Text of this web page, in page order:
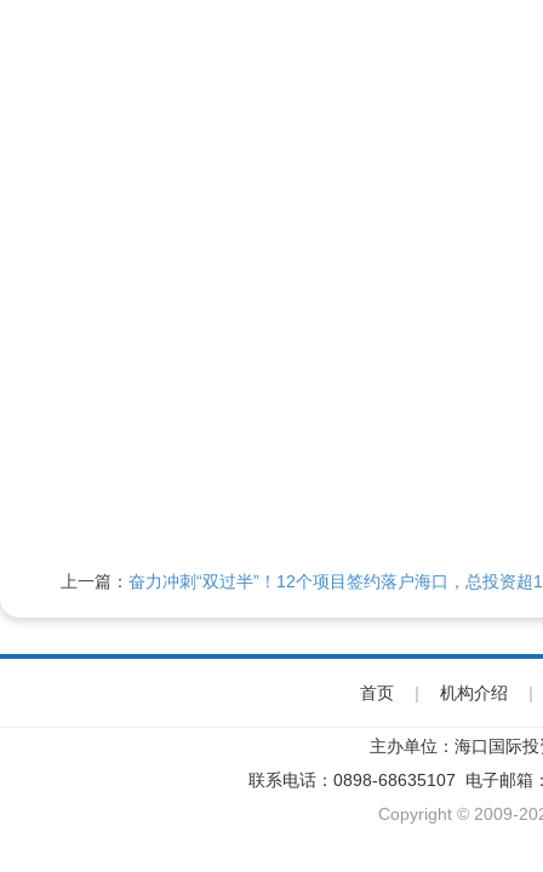
上一篇： 奋力冲刺“双过半”！12个项目签约落户海口，总投资
首页 | 机构介绍 |
主办单位：海口国际
联系电话：0898-68635107 电子邮箱
Copyright © 2009-